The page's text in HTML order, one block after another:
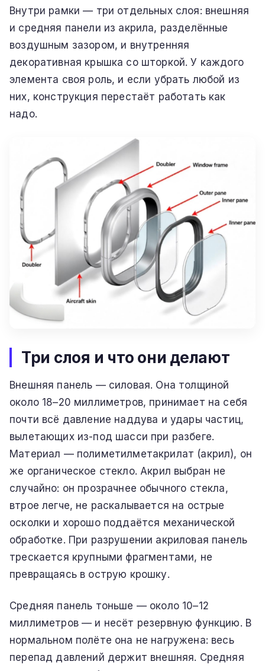
Внутри рамки — три отдельных слоя: внешняя
и средняя панели из акрила, разделённые
воздушным зазором, и внутренняя
декоративная крышка со шторкой. У каждого
элемента своя роль, и если убрать любой из
них, конструкция перестаёт работать как
надо.
Три слоя и что они делают
Внешняя панель — силовая. Она толщиной
около 18–20 миллиметров, принимает на себя
почти всё давление наддува и удары частиц,
вылетающих из-под шасси при разбеге.
Материал — полиметилметакрилат (акрил), он
же органическое стекло. Акрил выбран не
случайно: он прозрачнее обычного стекла,
втрое легче, не раскалывается на острые
осколки и хорошо поддаётся механической
обработке. При разрушении акриловая панель
трескается крупными фрагментами, не
превращаясь в острую крошку.
Средняя панель тоньше — около 10–12
миллиметров — и несёт резервную функцию. В
нормальном полёте она не нагружена: весь
перепад давлений держит внешняя. Средняя